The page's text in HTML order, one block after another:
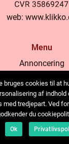
web:
Menu
Annoncering
Cookies
Kontakt os
Sitemap
bruges cookies til at
af indhold
med tredjepart. Ved
du
Ok